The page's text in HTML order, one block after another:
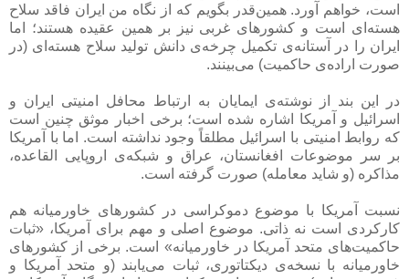
است، خواهم آورد. همین‌قدر بگویم که از نگاه من ایران فاقد سلاح
هسته‌ای است و کشورهای غربی نیز بر همین عقیده هستند؛ اما
ایران را در آستانه‌ی تکمیل چرخه‌ی دانش تولید سلاح هسته‌ای (در
صورت اراده‌ی حاکمیت) می‌بینند.
در این بند از نوشته‌ی ایمایان به ارتباط محافل امنیتی ایران و
اسرائیل و آمریکا اشاره شده است؛ برخی اخبار موثق چنین است
که روابط امنیتی با اسرائیل مطلقاً وجود نداشته است. اما با آمریکا
بر سر موضوعات افغانستان، عراق و شبکه‌ی اروپایی القاعده،
مذاکره (و شاید معامله) صورت گرفته است.
نسبت آمریکا با موضوع دموکراسی در کشورهای خاورمیانه هم
کارکردی است نه ذاتی. موضوع اصلی و مهم برای آمریکا، «ثبات
حاکمیت‌های متحد آمریکا در خاورمیانه» است. برخی از کشورهای
خاورمیانه با نسخه‌ی دیکتاتوری، ثبات می‌یابند (و متحد آمریکا و